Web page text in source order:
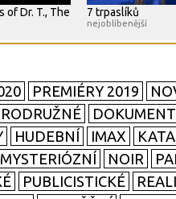
of Dr. T., The 7 trpaslíků
nejoblíbenější
PREMIÉRY 2019
HUDEBNÍ IMAX
MYSTERIÓZNÍ NOIR
PUBLICISTICKÉ